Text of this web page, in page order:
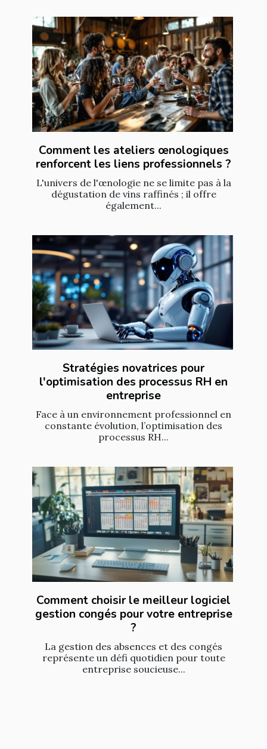
Comment les ateliers œnologiques
renforcent les liens professionnels ?
L'univers de l'œnologie ne se limite pas à la
dégustation de vins raffinés ; il offre
également...
Stratégies novatrices pour
l'optimisation des processus RH en
entreprise
Face à un environnement professionnel en
constante évolution, l’optimisation des
processus RH...
Comment choisir le meilleur logiciel
gestion congés pour votre entreprise
?
La gestion des absences et des congés
représente un défi quotidien pour toute
entreprise soucieuse...